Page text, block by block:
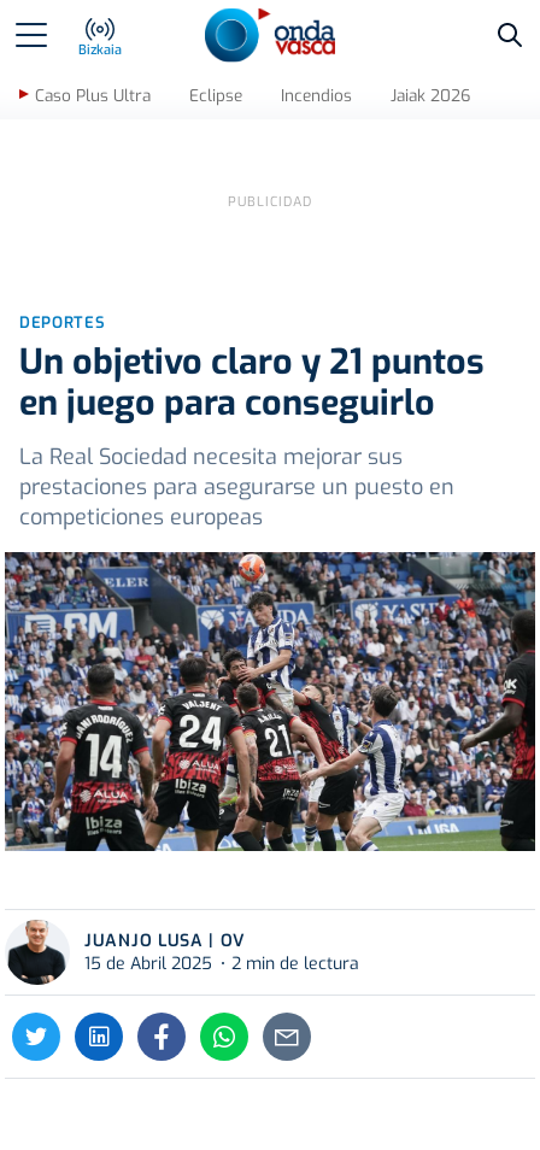
Bizkaia
Caso Plus Ultra Eclipse Incendios Jaiak 2026
DEPORTES
Un objetivo claro y 21 puntos
en juego para conseguirlo
La Real Sociedad necesita mejorar sus
prestaciones para asegurarse un puesto en
competiciones europeas
JUANJO LUSA | OV
15 de Abril 2025
2 min de lectura